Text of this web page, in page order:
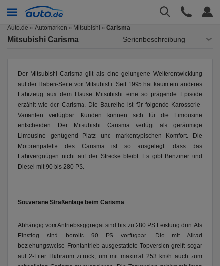
Auto.de Automarken » Mitsubishi » Carisma
Mitsubishi Carisma Serienbeschreibung
Der Mitsubishi Carisma gilt als eine gelungene Weiterentwicklung
auf der Haben-Seite von Mitsubishi. Seit 1995 hat kaum ein anderes
Fahrzeug aus dem Hause Mitsubishi eine so prägende Episode
erzählt wie der Carisma. Die Baureihe ist für folgende Karosserie-
Varianten verfügbar: Kunden können sich für die Limousine
entscheiden. Der Mitsubishi Carisma verfügt als geräumige
Limousine genügend Platz und markentypischen Komfort. Die
Motorenpalette des Carisma ist so ausgelegt, dass das
Fahrvergnügen nicht auf der Strecke bleibt. Es gibt Benziner und
Diesel mit 90 bis 280 PS.
Souveräne Straßenlage beim Carisma
Abhängig vom Antriebsaggregat sind bis zu 280 PS Leistung drin. Als
Einstieg sind bereits 90 PS verfügbar. Die mit Allrad
beziehungsweise Frontantrieb ausgestattete Topversion greift sogar
auf 2-Liter Hubraum zurück, um mit maximal 253 km/h auch zum